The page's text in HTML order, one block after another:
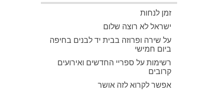
זמן לנחות
ישראל לא רוצה שלום
על שירה ופרוזה בבית יד לבנים בחיפה
ביום חמישי
רשימות על ספריי החדשים ואירועים
קרובים
אפשר לקרוא לזה אושר